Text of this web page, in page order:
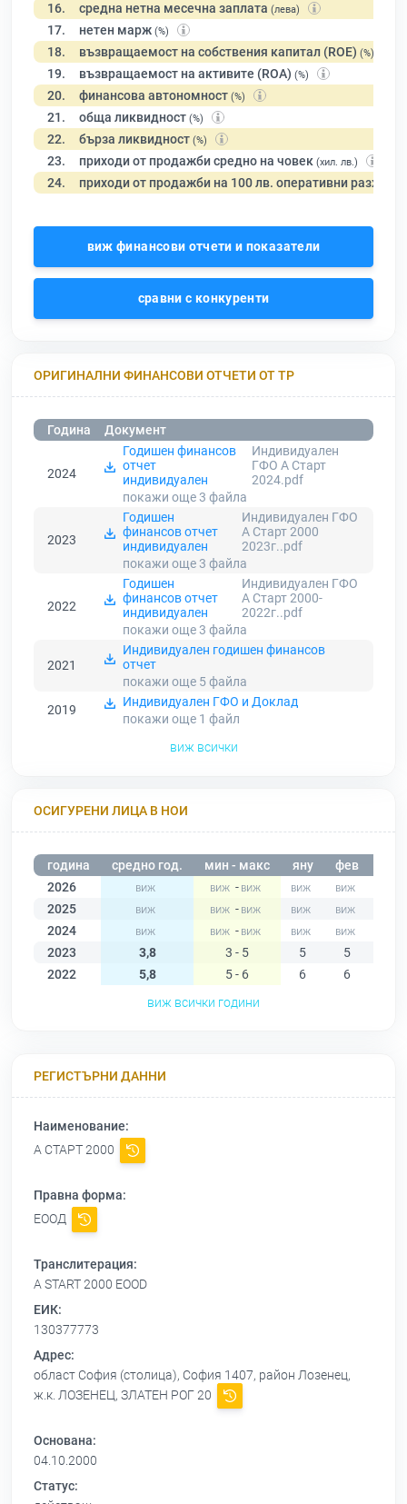
16. средна нетна месечна заплата (лева)
17. нетен марж (%)
18. възвращаемост на собствения капитал (ROE) (%)
19. възвращаемост на активите (ROA) (%)
20. финансова автономност (%)
21. обща ликвидност (%)
22. бърза ликвидност (%)
23. приходи от продажби средно на човек (хил. лв.)
24. приходи от продажби на 100 лв. оперативни разходи
виж финансови отчети и показатели
сравни с конкуренти
ОРИГИНАЛНИ ФИНАНСОВИ ОТЧЕТИ ОТ ТР
Година Документ
2024
Годишен финансов
отчет
индивидуален
Индивидуален
ГФО А Старт
2024.pdf
покажи още 3 файла
2023
Годишен
финансов отчет
индивидуален
Индивидуален ГФО
А Старт 2000
2023г..pdf
покажи още 3 файла
2022
Годишен
финансов отчет
индивидуален
Индивидуален ГФО
А Старт 2000-
2022г..pdf
покажи още 3 файла
2021
Индивидуален годишен финансов
отчет
покажи още 5файла
2019
Индивидуален ГФО и Доклад
покажи още 1 файл
виж всички
ОСИГУРЕНИ ЛИЦА В НОИ
година средно год. мин - макс яну фев
2026
-
2025
-
2024
-
2023
3,8 3 - 5 5 5
2022
5,8 5 - 6 6 6
виж всички години
РЕГИСТЪРНИ ДАННИ
Наименование:
А СТАРТ 2000
Правна форма:
ЕООД
Транслитерация:
A START 2000 EOOD
ЕИК:
130377773
Адрес:
област София (столица), София 1407, район Лозенец,
ж.к. ЛОЗЕНЕЦ, ЗЛАТЕН РОГ 20
Основана:
04.10.2000
Статус: